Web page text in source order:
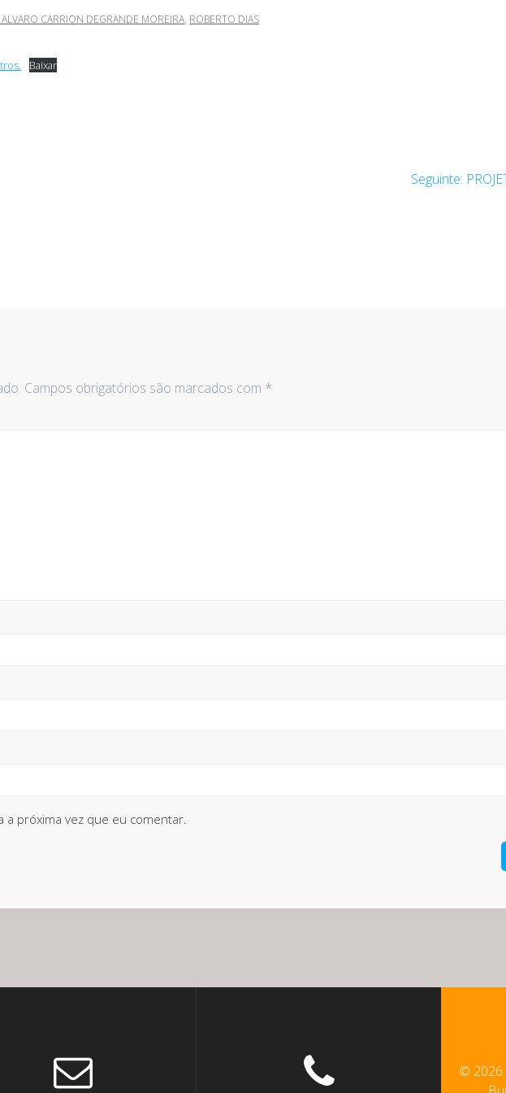
ALVARO CARRION DEGRANDE MOREIRA, ROBERTO DIAS
Baixar
Seguinte: Post
Campos obrigatórios são marcados com *
a próxima vez que eu comentar.
© 2026